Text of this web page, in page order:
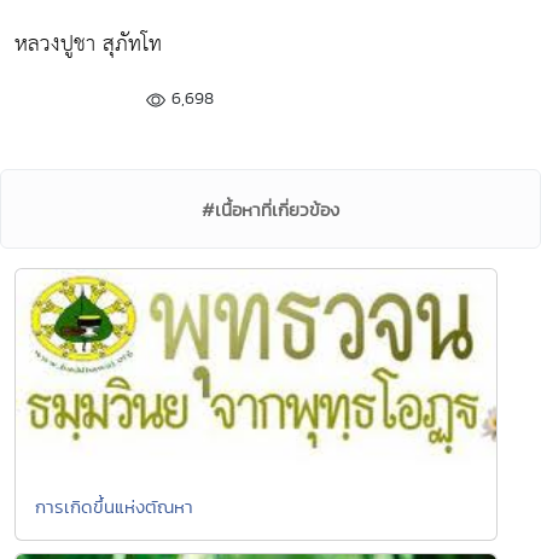
หลวงปูชา สุภัทโท
6,698
#เนื้อหาที่เกี่ยวข้อง
การเกิดขึ้นแห่งตัณหา